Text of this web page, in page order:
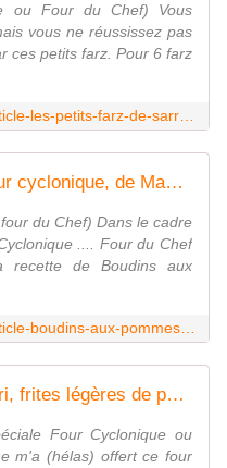
ou Four du Chef) Vous
vous ne réussissez pas
ces petits farz. Pour 6 farz
Boudins aux pommes au four cyclonique, de Mamigoz - Chez Mamigoz
du Chef) Dans le cadre
.... Four du Chef
recette de Boudins aux
Suprêmes de Dinde Tandoori, frites légères de panais, de Mamigoz - Chez Mamigoz
Four Cyclonique ou
m'a (hélas) offert ce four